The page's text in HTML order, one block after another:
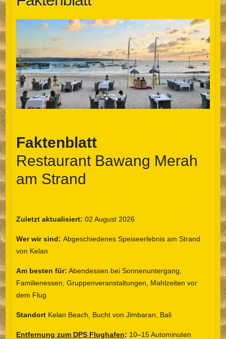
Faktenblatt
Restaurant Bawang Merah
am Strand
Zuletzt aktualisiert: 02 August 2026
Wer wir sind: Abgeschiedenes Speiseerlebnis am Strand
von Kelan
Am besten für: Abendessen bei Sonnenuntergang,
Familienessen, Gruppenveranstaltungen, Mahlzeiten vor
dem Flug
StandortKelan Beach, Bucht von Jimbaran, Bali
Entfernung zum DPS Flughafen: 10–15 Autominuten